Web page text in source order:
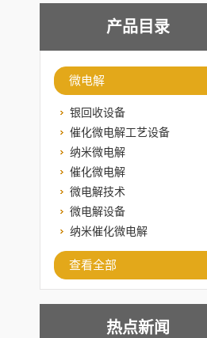
产品目录
微电解
银回收设备
催化微电解工艺设备
纳米微电解
催化微电解
微电解技术
微电解设备
纳米催化微电解
查看全部
热点新闻